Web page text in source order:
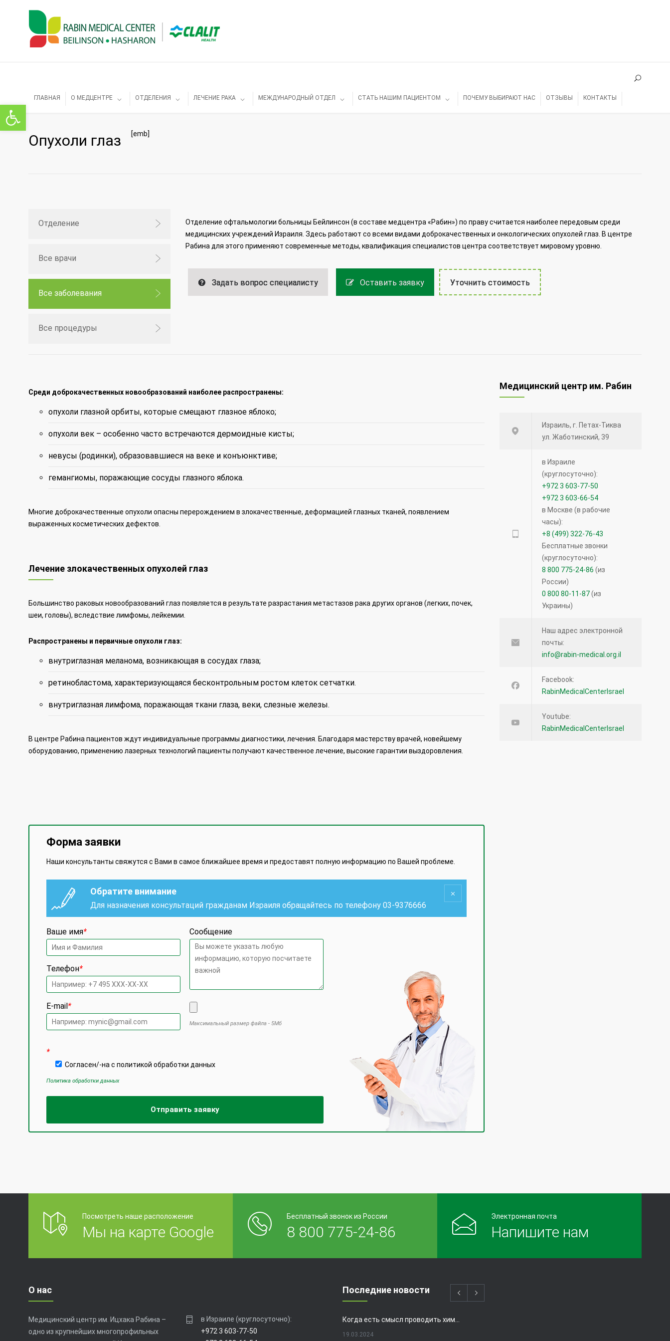
Открыть панель инструментов
ГЛАВНАЯ О МЕДЦЕНТРЕ ОТДЕЛЕНИЯ ЛЕЧЕНИЕ РАКА МЕЖДУНАРОДНЫЙ ОТДЕЛ СТАТЬ НАШИМ ПАЦИЕНТОМ ПОЧЕМУ ВЫБИРАЮТ НАС ОТЗЫВЫ КОНТАКТЫ
Опухоли глаз [emb]
Отделение
Все врачи
Все заболевания
Все процедуры
Отделение офтальмологии больницы Бейлинсон (в составе медцентра «Рабин») по праву считается наиболее передовым среди
медицинских учреждений Израиля. Здесь работают со всеми видами доброкачественных и онкологических опухолей глаз. В центре
Рабина для этого применяют современные методы, квалификация специалистов центра соответствует мировому уровню.
Задать вопрос специалисту Оставить заявку Уточнить стоимость
Среди доброкачественных новообразований наиболее распространены:
опухоли глазной орбиты, которые смещают глазное яблоко;
опухоли век – особенно часто встречаются дермоидные кисты;
невусы (родинки), образовавшиеся на веке и конъюнктиве;
гемангиомы, поражающие сосуды глазного яблока.
Многие доброкачественные опухоли опасны перерождением в злокачественные, деформацией глазных тканей, появлением
выраженных косметических дефектов.
Лечение злокачественных опухолей глаз
Большинство раковых новообразований глаз появляется в результате разрастания метастазов рака других органов (легких, почек,
шеи, головы), вследствие лимфомы, лейкемии.
Распространены и первичные опухоли глаз:
внутриглазная меланома, возникающая в сосудах глаза;
ретинобластома, характеризующаяся бесконтрольным ростом клеток сетчатки.
внутриглазная лимфома, поражающая ткани глаза, веки, слезные железы.
В центре Рабина пациентов ждут индивидуальные программы диагностики, лечения. Благодаря мастерству врачей, новейшему
оборудованию, применению лазерных технологий пациенты получают качественное лечение, высокие гарантии выздоровления.
Форма заявки
Наши консультанты свяжутся с Вами в самое ближайшее время и предоставят полную информацию по Вашей проблеме.
Обратите внимание
Для назначения консультаций гражданам Израиля обращайтесь по телефону03-9376666
Ваше имя*
Телефон*
E-mail*
Сообщение
Максимальный размер файла - 5Мб
*
Согласен/-на с политикой обработки данных
Политика обработки данных
Медицинский центр им. Рабин
Израиль, г. Петах-Тиква
ул. Жаботинский, 39
в Израиле
(круглосуточно):
+972 3 603-77-50
+972 3 603-66-54
в Москве (в рабочие
часы):
+8 (499) 322-76-43
Бесплатные звонки
(круглосуточно):
8 800 775-24-86 (из
России)
0 800 80-11-87(из
Украины)
Наш адрес электронной
почты:
info@rabin-medical.org.il
Facebook:
RabinMedicalCenterIsrael
Youtube:
RabinMedicalCenterIsrael
Посмотреть наше расположение
Мы на карте Google
Бесплатный звонок из России
8 800 775-24-86
Электронная почта
Напишите нам
О нас
Медицинский центр им. Ицхака Рабина –
одно из крупнейших многопрофильных
в Израиле (круглосуточно):
+972 3 603-77-50
Последние новости
Когда есть смысл проводить химиотерапию при раке толстой кишки?
19.03.2024